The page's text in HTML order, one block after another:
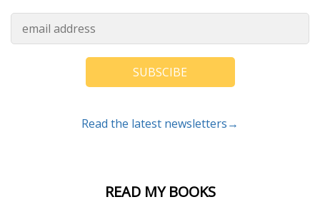
READ MY BOOKS
SUBSCIBE
Read the latest newsletters→